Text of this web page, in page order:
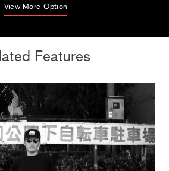
View More Option
Features